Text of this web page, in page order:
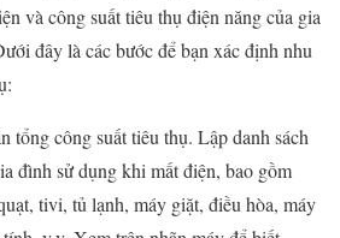
và công suất tiêu thụ điện năng của gia
đây là các bước để bạn xác định nhu
tổng công suất tiêu thụ. Lập danh sách
đình sử dụng khi mất điện, bao gồm
tivi, tủ lạnh, máy giặt, điều hòa, máy